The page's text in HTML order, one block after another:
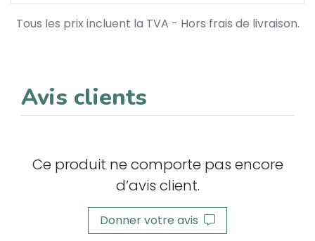
Tous les prix incluent la TVA - Hors frais de livraison.
Avis clients
Ce produit ne comporte pas encore
d’avis client.
Donner votre avis